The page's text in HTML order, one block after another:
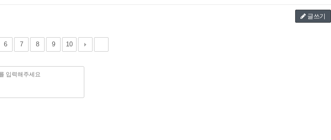
글쓰기
6 7 8 9 10